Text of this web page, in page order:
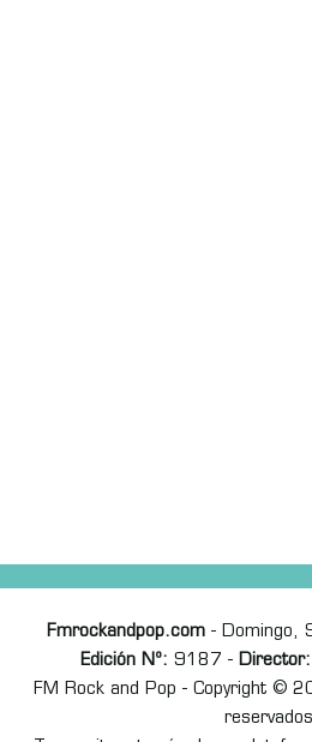
Fmrockandpop.com- Domingo,
Edición Nº: 9187 - Director:
FM Rock and Pop - Copyright ©
reservados